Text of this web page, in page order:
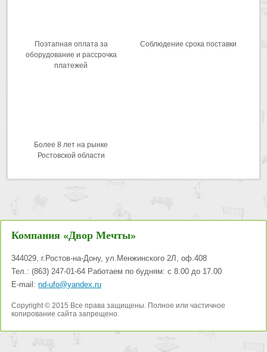
Поэтапная оплата за
оборудование и рассрочка
платежей
Соблюдение срока поставки
Более 8 лет на рынке
Ростовской области
Компания «Двор Мечты»
344029, г.Ростов-на-Дону, ул.Менжинского 2Л, оф.408
Тел.: (863) 247-01-64 Работаем по будням: с 8.00 до 17.00
E-mail: nd-ufo@yandex.ru
Copyright © 2015 Все права защищены. Полное или частичное
копирование сайта запрещено.